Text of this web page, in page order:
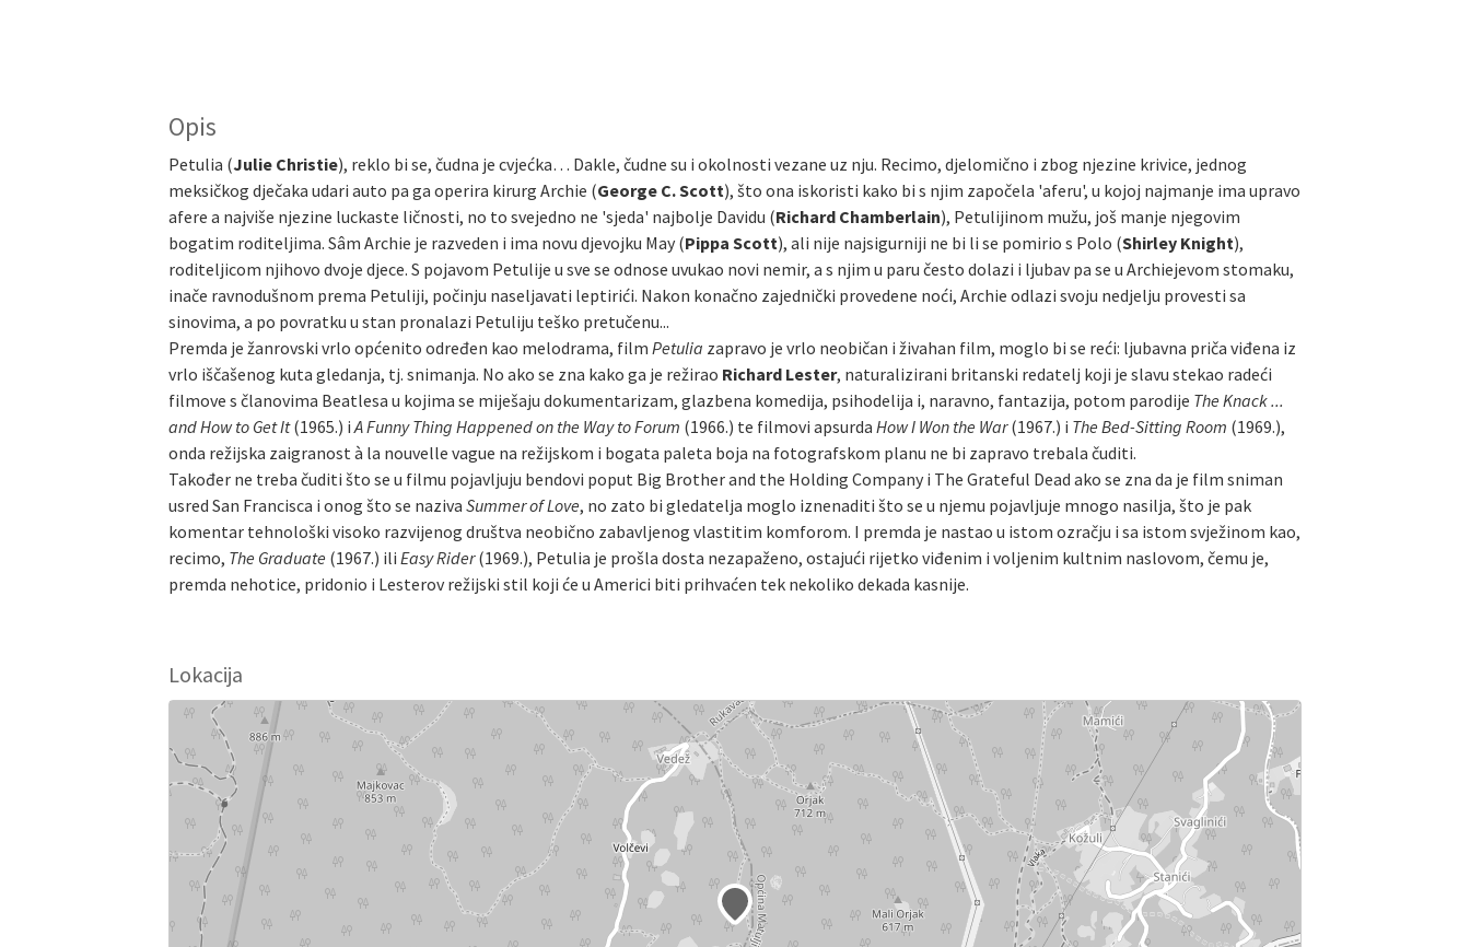
Opis
Petulia (Julie Christie), reklo bi se, čudna je cvjećka… Dakle, čudne su i okolnosti vezane uz nju. Recimo, djelomično i zbog njezine krivice, jednog
meksičkog dječaka udari auto pa ga operira kirurg Archie (George C. Scott), što ona iskoristi kako bi s njim započela 'aferu', u kojoj najmanje ima upravo
afere a najviše njezine luckaste ličnosti, no to svejedno ne 'sjeda' najbolje Davidu (Richard Chamberlain), Petulijinom mužu, još manje njegovim
bogatim roditeljima. Sâm Archie je razveden i ima novu djevojku May (Pippa Scott), ali nije najsigurniji ne bi li se pomirio s Polo (Shirley Knight),
roditeljicom njihovo dvoje djece. S pojavom Petulije u sve se odnose uvukao novi nemir, a s njim u paru često dolazi i ljubav pa se u Archiejevom stomaku,
inače ravnodušnom prema Petuliji, počinju naseljavati leptirići. Nakon konačno zajednički provedene noći, Archie odlazi svoju nedjelju provesti sa
sinovima, a po povratku u stan pronalazi Petuliju teško pretučenu...
Premda je žanrovski vrlo općenito određen kao melodrama, film Petulia zapravo je vrlo neobičan i živahan film, moglo bi se reći: ljubavna priča viđena iz
vrlo iščašenog kuta gledanja, tj. snimanja. No ako se zna kako ga je režirao Richard Lester, naturalizirani britanski redatelj koji je slavu stekao radeći
filmove s članovima Beatlesa u kojima se miješaju dokumentarizam, glazbena komedija, psihodelija i, naravno, fantazija, potom parodije The Knack ...
and How to Get It(1965.) iA Funny Thing Happened on the Way to Forum (1966.) te filmovi apsurda How I Won the War(1967.) i The Bed-Sitting Room (1969.),
onda režijska zaigranost à la nouvelle vague na režijskom i bogata paleta boja na fotografskom planu ne bi zapravo trebala čuditi.
Također ne treba čuditi što se u filmu pojavljuju bendovi poput Big Brother and the Holding Company i The Grateful Dead ako se zna da je film sniman
usred San Francisca i onog što se naziva Summer of Love, no zato bi gledatelja moglo iznenaditi što se u njemu pojavljuje mnogo nasilja, što je pak
komentar tehnološki visoko razvijenog društva neobično zabavljenog vlastitim komforom. I premda je nastao u istom ozračju i sa istom svježinom kao,
recimo, The Graduate (1967.) ili Easy Rider(1969.), Petulia je prošla dosta nezapaženo, ostajući rijetko viđenim i voljenim kultnim naslovom, čemu je,
premda nehotice, pridonio i Lesterov režijski stil koji će u Americi biti prihvaćen tek nekoliko dekada kasnije.
Lokacija